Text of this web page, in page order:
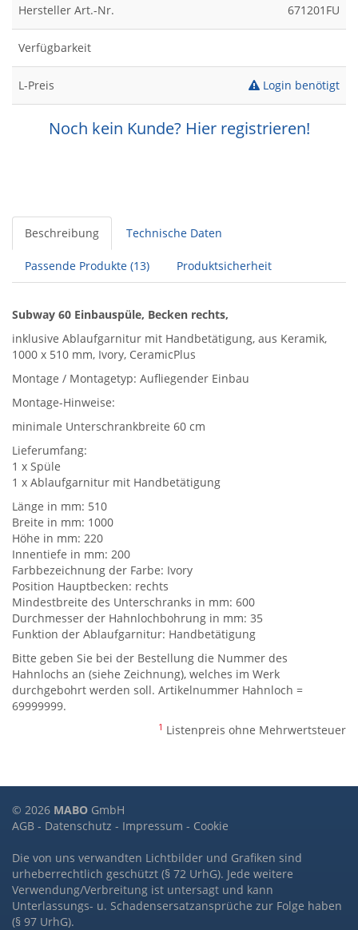
Hersteller Art.-Nr. 671201FU
Verfügbarkeit
L-Preis Login benötigt
Noch kein Kunde? Hier registrieren!
Beschreibung Technische Daten
Passende Produkte (13) Produktsicherheit
Subway 60 Einbauspüle, Becken rechts,
inklusive Ablaufgarnitur mit Handbetätigung, aus Keramik,
1000 x 510 mm, Ivory, CeramicPlus
Montage / Montagetyp: Aufliegender Einbau
Montage-Hinweise:
minimale Unterschrankbreite 60 cm
Lieferumfang:
1 x Spüle
1 x Ablaufgarnitur mit Handbetätigung
Länge in mm: 510
Breite in mm: 1000
Höhe in mm: 220
Innentiefe in mm: 200
Farbbezeichnung der Farbe: Ivory
Position Hauptbecken: rechts
Mindestbreite des Unterschranks in mm: 600
Durchmesser der Hahnlochbohrung in mm: 35
Funktion der Ablaufgarnitur: Handbetätigung
Bitte geben Sie bei der Bestellung die Nummer des
Hahnlochs an (siehe Zeichnung), welches im Werk
durchgebohrt werden soll. Artikelnummer Hahnloch =
69999999.
1 Listenpreis ohne Mehrwertsteuer
© 2026 MABO GmbH
AGB - Datenschutz - Impressum - Cookie
Die von uns verwandten Lichtbilder und Grafiken sind
urheberrechtlich geschützt (§ 72 UrhG). Jede weitere
Verwendung/Verbreitung ist untersagt und kann
Unterlassungs- u. Schadensersatzansprüche zur Folge haben
(§ 97 UrhG).